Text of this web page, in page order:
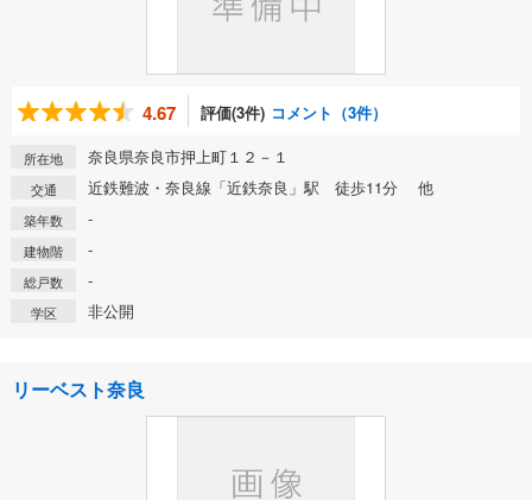
4.67 評価(3件) コメント（3件）
所在地 奈良県奈良市押上町１２－１
交通 近鉄難波・奈良線「近鉄奈良」駅 徒歩11分 他
築年数 -
建物階 -
総戸数 -
学区 非公開
リーベスト奈良